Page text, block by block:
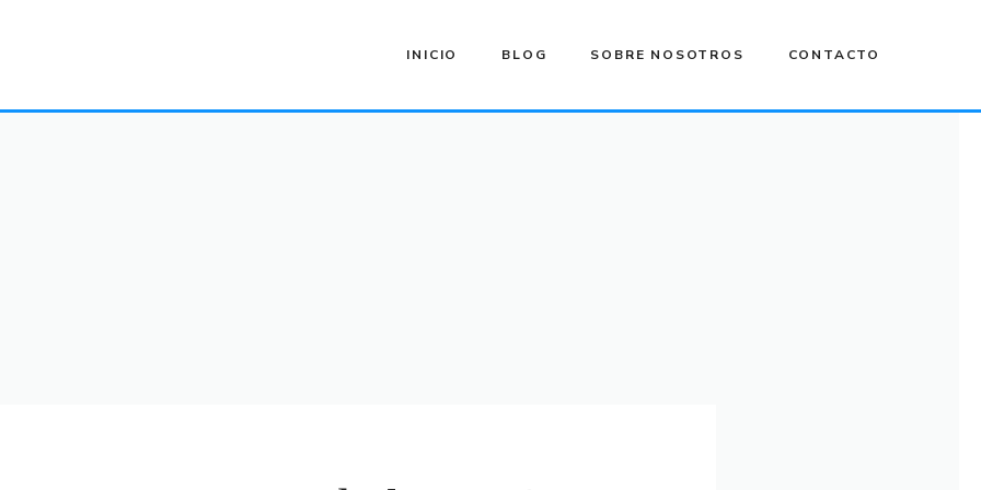
INICIO BLOG SOBRE NOSOTROS CONTACTO